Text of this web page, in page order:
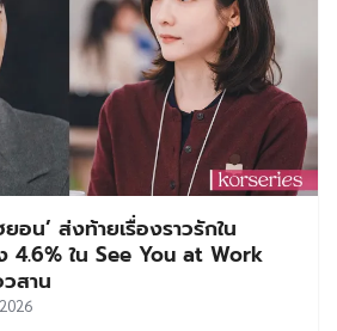
น’ ส่งท้ายเรื่องราวรักใน
ใน See You at Work
สาน